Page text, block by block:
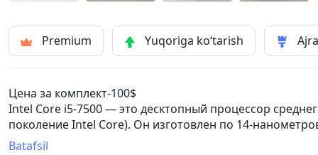
Premium Yuqoriga ko‘tarish
Цена за комплект-100$
Intel Core i5-7500 — это десктопный процессор
поколение Intel Core). Он изготовлен по 14-
разъемом LGA 1151 (чипсеты 100-й и 200-й серий).
Batafsil